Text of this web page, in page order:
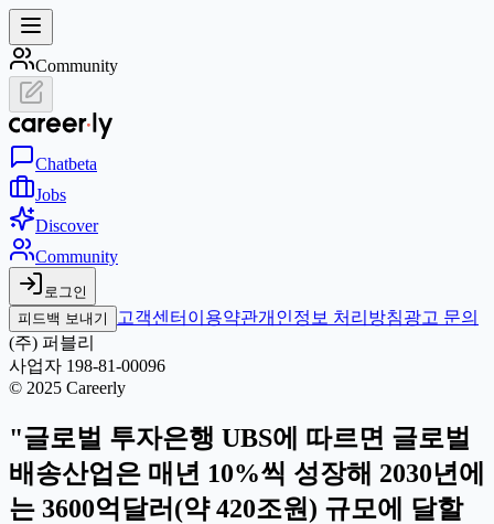
Community
Chatbeta
Jobs
Discover
Community
로그인
피드백 보내기
고객센터 이용약관개인정보 처리방침광고 문의
(주) 퍼블리
사업자 198-81-00096
© 2025 Careerly
"글로벌 투자은행 UBS에 따르면 글로벌
배송산업은 매년 10%씩 성장해 2030년에
는 3600억달러(약 420조원) 규모에 달할